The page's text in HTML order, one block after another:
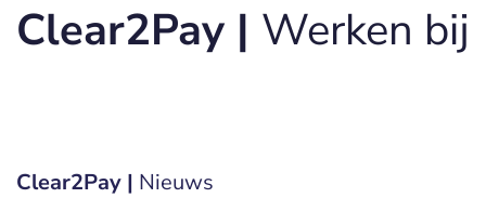
Clear2Pay | Werken bij
Clear2Pay | Nieuws